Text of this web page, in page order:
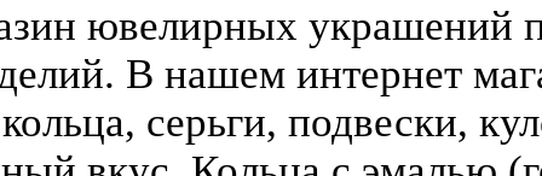
ювелирных украшений
В нашем интернет
серьги, подвески,